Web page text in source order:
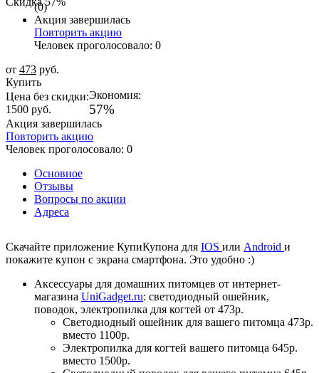
(0)
Акция завершилась
Повторить акцию
Человек проголосовало: 0
от 473 руб.
Купить
Цена без скидки:
1500 руб.
Экономия:
57%
Акция завершилась
Повторить акцию
Человек проголосовало: 0
Основное
Отзывы
Вопросы по акции
Адреса
Скачайте приложение КупиКупона для IOS или Android и
покажите купон с экрана смартфона. Это удобно :)
Аксессуары для домашних питомцев от интернет-
магазина UniGadget.ru: светодиодный ошейник,
поводок, электропилка для когтей от 473р.
Светодиодный ошейник для вашего питомца 473р.
вместо 1100р.
Электропилка для когтей вашего питомца 645р.
вместо 1500р.